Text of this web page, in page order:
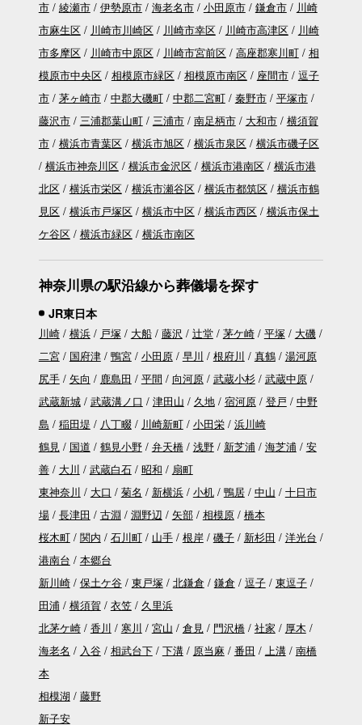
市 綾瀬市 伊勢原市 海老名市 小田原市 鎌倉市
川崎
市麻生区
川崎市川崎区 川崎市幸区 川崎市高津区
川崎
市多摩区
川崎市中原区 川崎市宮前区 高座郡寒川町
相
模原市中央区
相模原市緑区 相模原市南区 座間市
逗子
市
茅ヶ崎市 中郡大磯町 中郡二宮町 秦野市
平塚市
藤沢市
三浦郡葉山町 三浦市 南足柄市 大和市
横須賀
市
横浜市青葉区 横浜市旭区 横浜市泉区
横浜市磯子区
横浜市神奈川区
横浜市金沢区 横浜市港南区
横浜市港
北区
横浜市栄区 横浜市瀬谷区 横浜市都筑区
横浜市鶴
見区
横浜市戸塚区 横浜市中区 横浜市西区
横浜市保土
ケ谷区
横浜市緑区 横浜市南区
神奈川県の駅沿線から葬儀場を探す
JR東日本
川崎 横浜 戸塚 大船 藤沢 辻堂 茅ケ崎 平塚
大磯
二宮
国府津 鴨宮 小田原 早川 根府川 真鶴
湯河原
尻手
矢向 鹿島田 平間 向河原 武蔵小杉
武蔵中原
武蔵新城
武蔵溝ノ口 津田山 久地 宿河原 登戸
中野
島
稲田堤 八丁畷 川崎新町 小田栄
浜川崎
鶴見
国道 鶴見小野 弁天橋 浅野 新芝浦 海芝浦
安
善
大川 武蔵白石 昭和
扇町
東神奈川
大口 菊名 新横浜 小机 鴨居 中山
十日市
場
長津田 古淵 淵野辺 矢部 相模原
橋本
桜木町
関内 石川町 山手 根岸 磯子 新杉田
洋光台
港南台
本郷台
新川崎
保土ケ谷 東戸塚 北鎌倉 鎌倉 逗子
東逗子
田浦
横須賀 衣笠
久里浜
北茅ケ崎
香川 寒川 宮山 倉見 門沢橋 社家
厚木
海老名
入谷 相武台下 下溝 原当麻 番田 上溝
南橋
本
相模湖
藤野
新子安